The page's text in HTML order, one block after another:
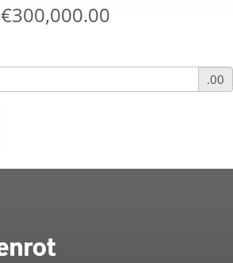
€300,000.00
.00